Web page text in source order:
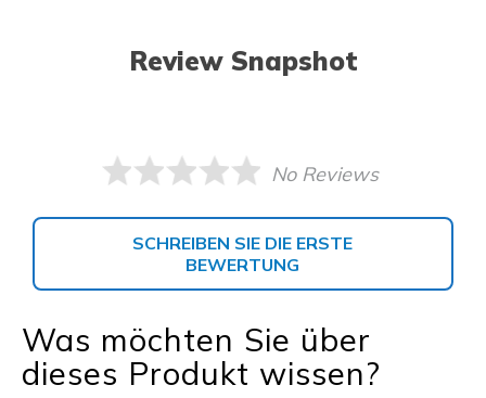
Review Snapshot
No Reviews
SCHREIBEN SIE DIE ERSTE
BEWERTUNG
Was möchten Sie über
dieses Produkt wissen?